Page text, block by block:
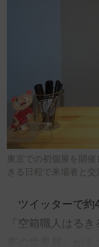
東京での初個展を開
きる日程で来場者と
ツイッターで約
「空箱職人はる